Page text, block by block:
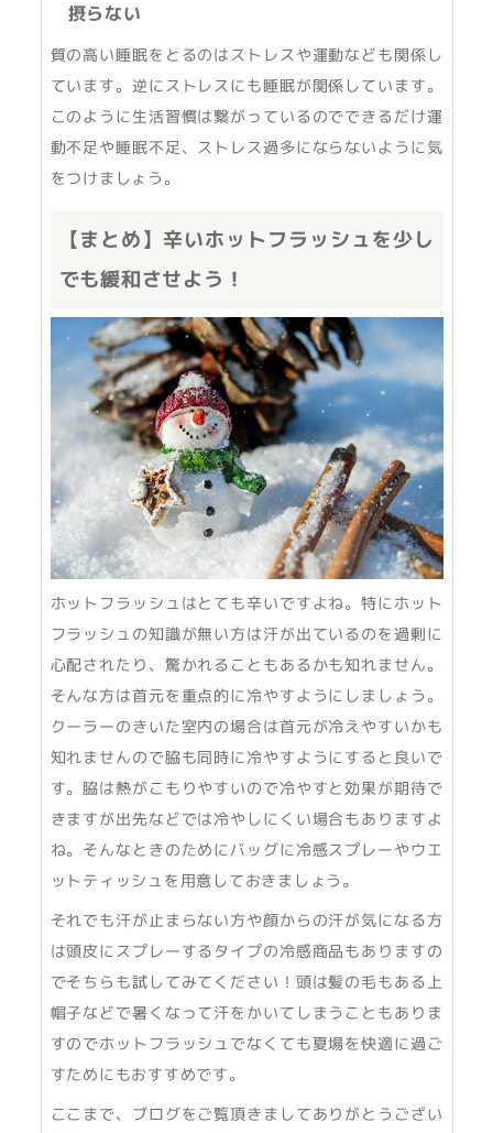
摂らない
質の高い睡眠をとるのはストレスや運動なども関係し
ています。逆にストレスにも睡眠が関係しています。
このように生活習慣は繋がっているのでできるだけ運
動不足や睡眠不足、ストレス過多にならないように気
をつけましょう。
【まとめ】辛いホットフラッシュを少し
でも緩和させよう！
ホットフラッシュはとても辛いですよね。特にホット
フラッシュの知識が無い方は汗が出ているのを過剰に
心配されたり、驚かれることもあるかも知れません。
そんな方は首元を重点的に冷やすようにしましょう。
クーラーのきいた室内の場合は首元が冷えやすいかも
知れませんので脇も同時に冷やすようにすると良いで
す。脇は熱がこもりやすいので冷やすと効果が期待で
きますが出先などでは冷やしにくい場合もありますよ
ね。そんなときのためにバッグに冷感スプレーやウエ
ットティッシュを用意しておきましょう。
それでも汗が止まらない方や顔からの汗が気になる方
は頭皮にスプレーするタイプの冷感商品もありますの
でそちらも試してみてください！頭は髪の毛もある上
帽子などで暑くなって汗をかいてしまうこともありま
すのでホットフラッシュでなくても夏場を快適に過ご
すためにもおすすめです。
ここまで、ブログをご覧頂きましてありがとうござい